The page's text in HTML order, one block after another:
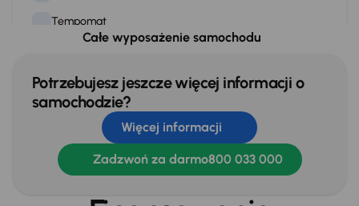
Tempomat
Zamek centralny
Na zewnątrz
Czujniki parkowania prz. i tył
Całe wyposażenie samochodu
Potrzebujesz jeszcze więcej informacji o
samochodzie?
Więcej informacji
Zadzwoń za darmo800 033 000